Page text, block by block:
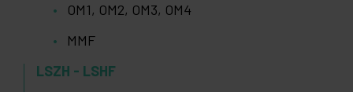
OM1, OM2, OM3, OM4
MMF
LSZH - LSHF